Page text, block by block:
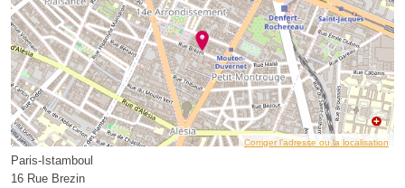
Corriger l’adresse ou la localisation
Paris-Istamboul
16 Rue Brezin